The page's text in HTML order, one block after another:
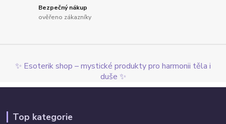
Bezpečný nákup
ověřeno zákazníky
✨ Esoterik shop – mystické produkty pro harmonii těla i
duše ✨
Top kategorie